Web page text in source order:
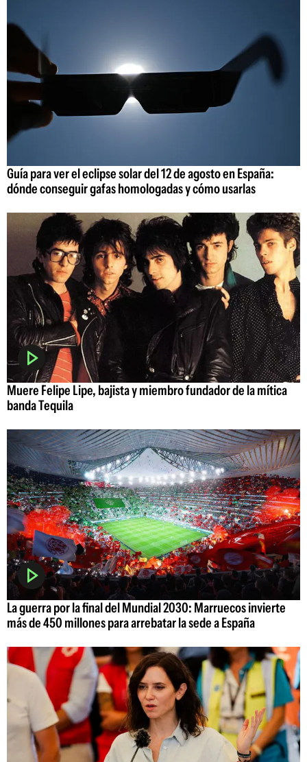
Guía para ver el eclipse solar del 12 de agosto en España:
dónde conseguir gafas homologadas y cómo usarlas
Muere Felipe Lipe, bajista y miembro fundador de la mítica
banda Tequila
La guerra por la final del Mundial 2030: Marruecos invierte
más de 450 millones para arrebatar la sede a España